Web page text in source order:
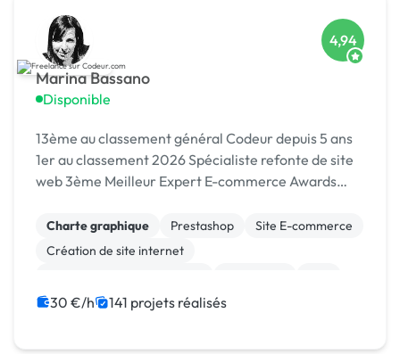
Marina Bassano
Disponible
4,94
13ème au classement général Codeur depuis 5 ans
1er au classement 2026 Spécialiste refonte de site
web 3ème Meilleur Expert E-commerce Awards
2024
Charte graphique Prestashop
Site E-commerce
Création de site internet
SEO / GEO
CSS, HTML, XML
30 €/h 141 projets réalisés